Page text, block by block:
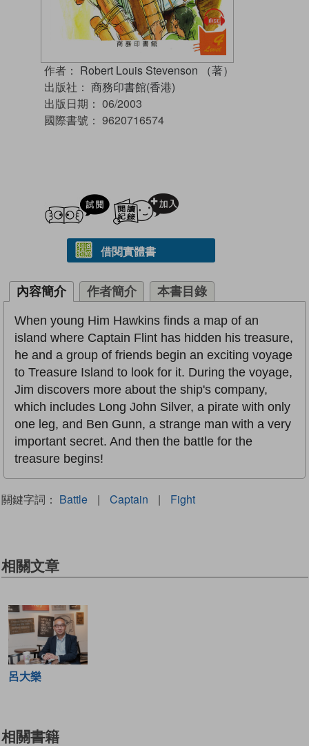
作者： Robert Louis Stevenson （著）
出版社： 商務印書館(香港)
出版日期： 06/2003
國際書號： 9620716574
試閲
借閱實體書
內容簡介 作者簡介 本書目錄
When young Him Hawkins finds a map of an
island where Captain Flint has hidden his treasure,
he and a group of friends begin an exciting voyage
to Treasure Island to look for it. During the voyage,
Jim discovers more about the ship's company,
which includes Long John Silver, a pirate with only
one leg, and Ben Gunn, a strange man with a very
important secret. And then the battle for the
treasure begins!
關鍵字詞： Battle | Captain | Fight
相關文章
呂大樂
相關書籍